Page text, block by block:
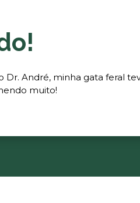
André, minha gata feral
muito!